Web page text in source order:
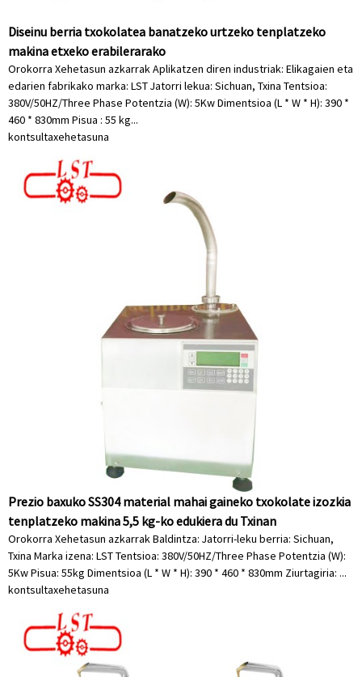
Diseinu berria txokolatea banatzeko urtzeko tenplatzeko
makina etxeko erabilerarako
Orokorra Xehetasun azkarrak Aplikatzen diren industriak: Elikagaien eta
edarien fabrikako marka: LST Jatorri lekua: Sichuan, Txina Tentsioa:
380V/50HZ/Three Phase Potentzia (W): 5Kw Dimentsioa (L * W * H): 390 *
460 * 830mm Pisua : 55 kg...
kontsultaxehetasuna
Prezio baxuko SS304 material mahai gaineko txokolate izozkia
tenplatzeko makina 5,5 kg-ko edukiera du Txinan
Orokorra Xehetasun azkarrak Baldintza: Jatorri-leku berria: Sichuan,
Txina Marka izena: LST Tentsioa: 380V/50HZ/Three Phase Potentzia (W):
5Kw Pisua: 55kg Dimentsioa (L * W * H): 390 * 460 * 830mm Ziurtagiria: ...
kontsultaxehetasuna